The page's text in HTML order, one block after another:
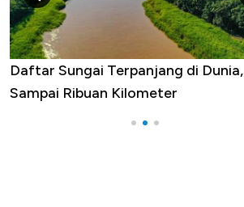
Daftar Sungai Terpanjang di Dunia,
Sampai Ribuan Kilometer